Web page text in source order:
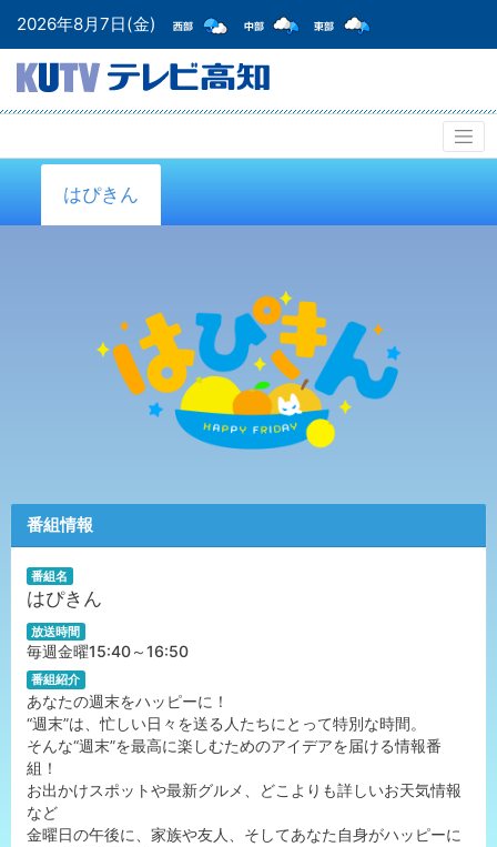
2026年8月7日(金)
はぴきん
番組情報
番組名
はぴきん
放送時間
毎週金曜15:40～16:50
番組紹介
あなたの週末をハッピーに！
“週末”は、忙しい日々を送る人たちにとって特別な時間。
そんな“週末”を最高に楽しむためのアイデアを届ける情報番
組！
お出かけスポットや最新グルメ、どこよりも詳しいお天気情報
など
金曜日の午後に、家族や友人、そしてあなた自身がハッピーに